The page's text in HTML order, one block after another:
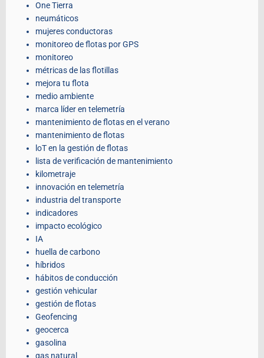
One Tierra
neumáticos
mujeres conductoras
monitoreo de flotas por GPS
monitoreo
métricas de las flotillas
mejora tu flota
medio ambiente
marca líder en telemetría
mantenimiento de flotas en el verano
mantenimiento de flotas
loT en la gestión de flotas
lista de verificación de mantenimiento
kilometraje
innovación en telemetría
industria del transporte
indicadores
impacto ecológico
IA
huella de carbono
híbridos
hábitos de conducción
gestión vehicular
gestión de flotas
Geofencing
geocerca
gasolina
gas natural